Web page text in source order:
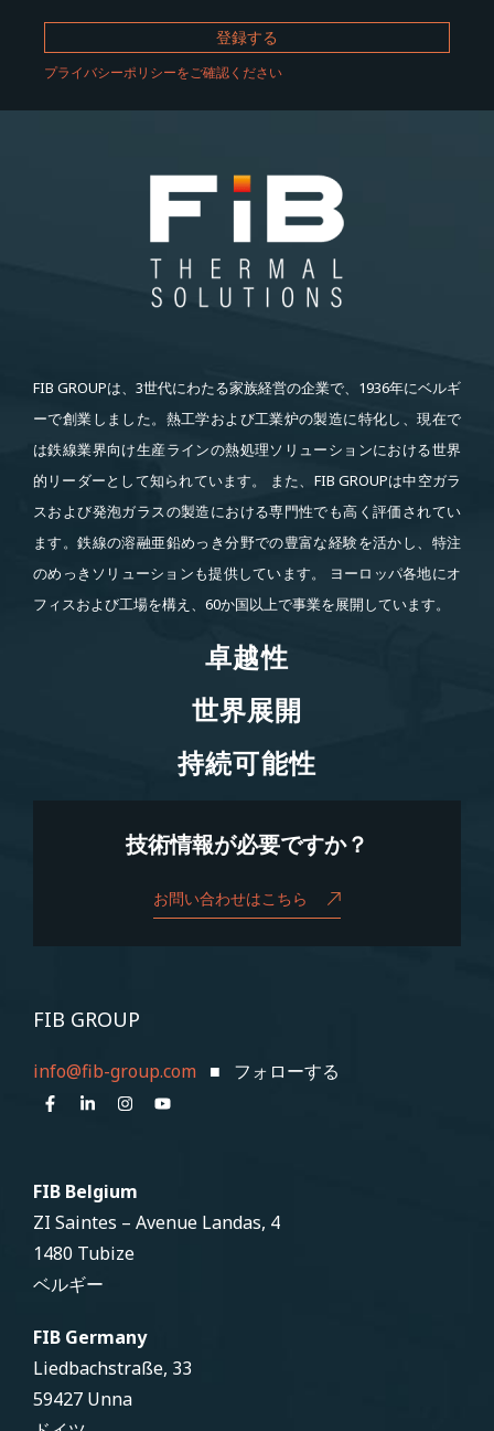
プライバシーポリシーをご確認ください
FIB GROUPは、3世代にわたる家族経営の企業で、1936年にベルギ
ーで創業しました。熱工学および工業炉の製造に特化し、現在で
は鉄線業界向け生産ラインの熱処理ソリューションにおける世界
的リーダーとして知られています。 また、FIB GROUPは中空ガラ
スおよび発泡ガラスの製造における専門性でも高く評価されてい
ます。鉄線の溶融亜鉛めっき分野での豊富な経験を活かし、特注
のめっきソリューションも提供しています。 ヨーロッパ各地にオ
フィスおよび工場を構え、60か国以上で事業を展開しています。
卓越性
卓越性
世界展開
世界展開
持続可能性
持続可能性
技術情報が必要ですか？
お問い合わせはこちら
FIB GROUP
info@fib-group.com ■ フォローする
FIB Belgium
ZI Saintes – Avenue Landas, 4
1480 Tubize
ベルギー
FIB Germany
Liedbachstraße, 33
59427 Unna